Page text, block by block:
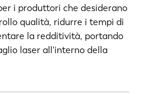
i produttori che desiderano
qualità, ridurre i tempi di
la redditività, portando
laser all'interno della